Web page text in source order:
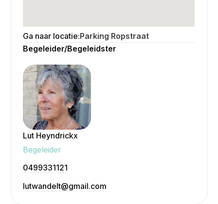
Ga naar locatie:Parking Ropstraat
Begeleider/Begeleidster
Bekijken
Lut Heyndrickx
Begeleider
0499331121
lutwandelt@gmail.com